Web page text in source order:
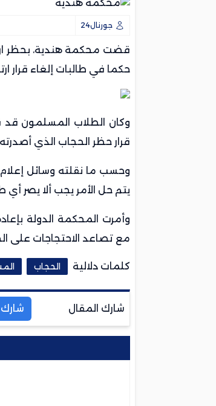
جورنال24
قضت محكمة هندية، بحظر
حكما في طالبات إلغاء قرار
وكان الطلاب المسلمون قد
قرار حظر الحجاب الذي
وحسب ما نقلته وسائل
يتم حل الأمر يجب ألا يصر أي
وأمرت المحكمة الدولة
مع تصاعد الاحتجاجات على
كلمات دلالية الحجاب
شارك المقال شارك